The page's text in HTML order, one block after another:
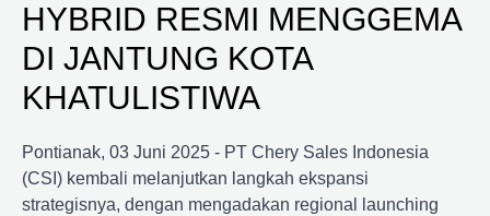
HYBRID RESMI MENGGEMA
DI JANTUNG KOTA
KHATULISTIWA
Pontianak, 03 Juni 2025 - PT Chery Sales Indonesia
(CSI) kembali melanjutkan langkah ekspansi
strategisnya, dengan mengadakan regional launching